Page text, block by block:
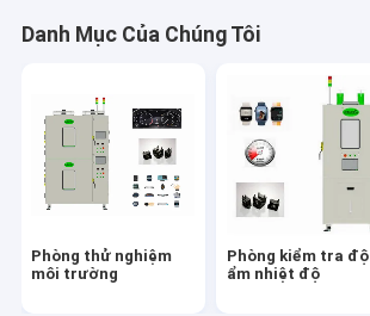
Phòng kiểm tra pin
Phòng thử nghiệm nhiều lớp
Danh Mục Của Chúng Tôi
Phòng thử nghiệm
môi trường
Phòng kiểm tra độ
ẩm nhiệt độ